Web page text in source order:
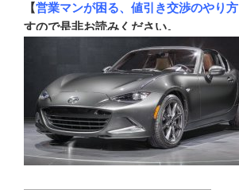
【営業マンが困る、値引き交渉のやり方
すので是非お読みください。